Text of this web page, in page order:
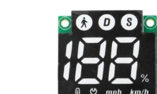
Ajoneuvot